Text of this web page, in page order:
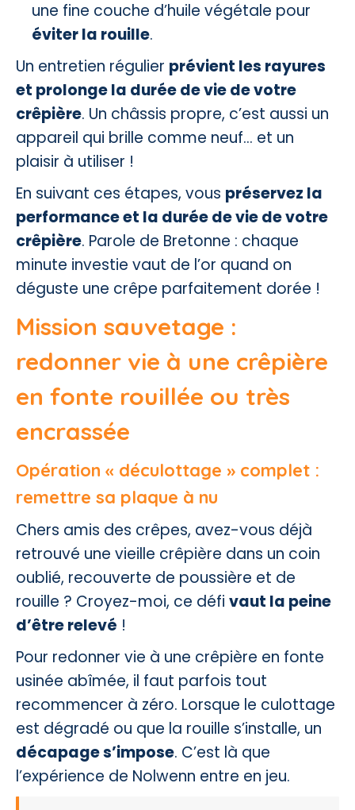
une fine couche d’huile végétale pour
éviter la rouille.
Un entretien régulier prévient les rayures
et prolonge la durée de vie de votre
crêpière. Un châssis propre, c’est aussi un
appareil qui brille comme neuf… et un
plaisir à utiliser !
En suivant ces étapes, vous préservez la
performance et la durée de vie de votre
crêpière. Parole de Bretonne : chaque
minute investie vaut de l’or quand on
déguste une crêpe parfaitement dorée !
Mission sauvetage :
redonner vie à une crêpière
en fonte rouillée ou très
encrassée
Opération « déculottage » complet :
remettre sa plaque à nu
Chers amis des crêpes, avez-vous déjà
retrouvé une vieille crêpière dans un coin
oublié, recouverte de poussière et de
rouille ? Croyez-moi, ce défi vaut la peine
d’être relevé !
Pour redonner vie à une crêpière en fonte
usinée abîmée, il faut parfois tout
recommencer à zéro. Lorsque le culottage
est dégradé ou que la rouille s’installe, un
décapage s’impose. C’est là que
l’expérience de Nolwenn entre en jeu.